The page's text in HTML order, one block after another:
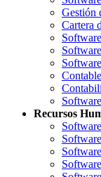
Gestión
Cartera
Contable
Recursos